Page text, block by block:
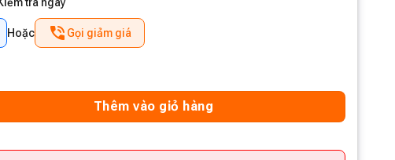
Hoặc Gọi giảm giá
Thêm vào giỏ hàng